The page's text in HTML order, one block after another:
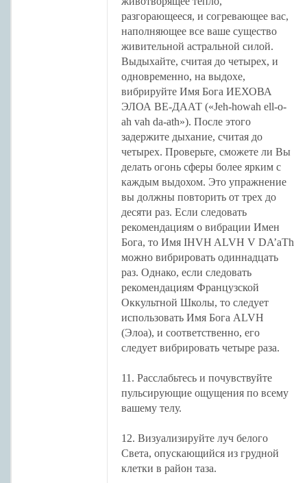
разгорающееся, и согревающее вас,
наполняющее все ваше существо
живительной астральной силой.
Выдыхайте, считая до четырех, и
одновременно, на выдохе,
вибрируйте Имя Бога ИЕХОВА
ЭЛОА ВЕ-ДААТ («Jeh-howah ell-o-
ah vah da-ath»). После этого
задержите дыхание, считая до
четырех. Проверьте, сможете ли Вы
делать огонь сферы более ярким с
каждым выдохом. Это упражнение
вы должны повторить от трех до
десяти раз. Если следовать
рекомендациям о вибрации Имен
Бога, то Имя IHVH ALVH V DA’aTh
можно вибрировать одиннадцать
раз. Однако, если следовать
рекомендациям Французской
Оккультной Школы, то следует
использовать Имя Бога ALVH
(Элоа), и соответственно, его
следует вибрировать четыре раза.
11. Расслабьтесь и почувствуйте
пульсирующие ощущения по всему
вашему телу.
12. Визуализируйте луч белого
Света, опускающийся из грудной
клетки в район таза.